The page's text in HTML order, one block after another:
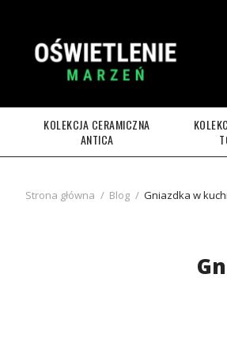
KOLEKCJA CERAMICZNA
ANTICA
Strona główna / Blog / Gniazdka w